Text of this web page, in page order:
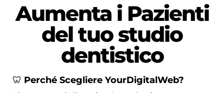
Aumenta i Pazienti
del tuo studio
dentistico
🦷 Perché Scegliere YourDigitalWeb?